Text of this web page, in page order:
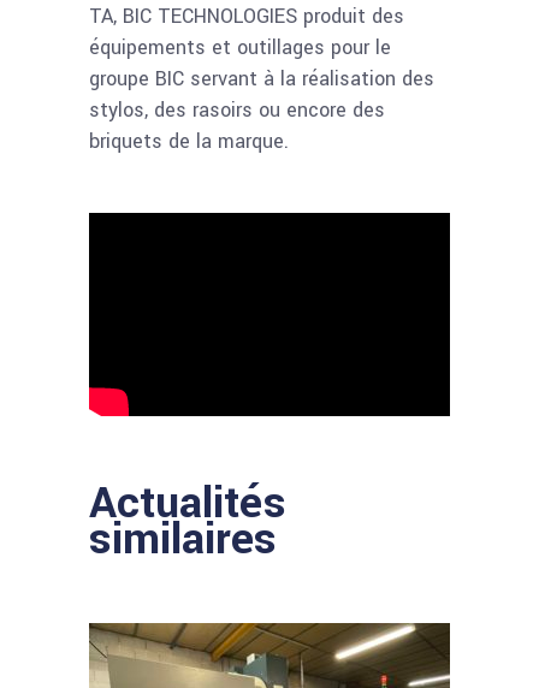
TA, BIC TECHNOLOGIES produit des
équipements et outillages pour le
groupe BIC servant à la réalisation des
stylos, des rasoirs ou encore des
briquets de la marque.
Actualités
similaires